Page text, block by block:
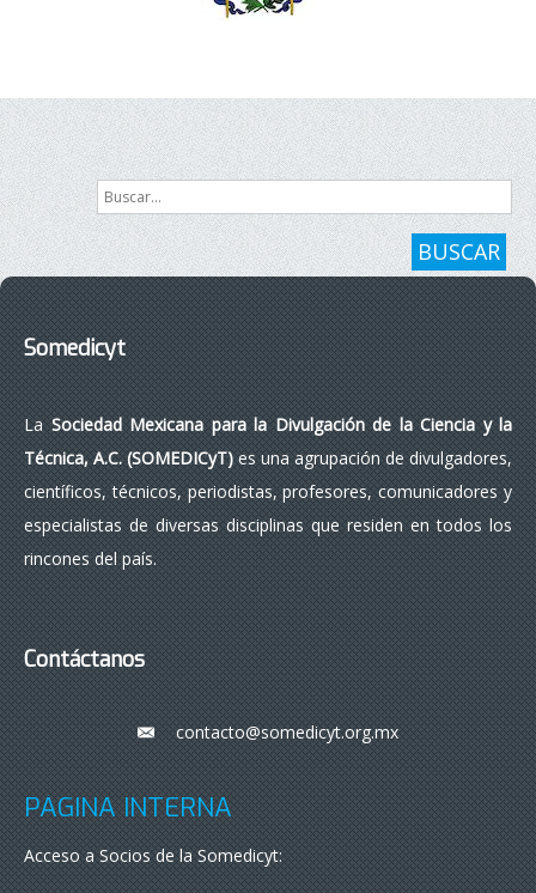
Buscar...
BUSCAR
Somedicyt
LaSociedad Mexicana para la Divulgación de la Ciencia y la
Técnica, A.C. (SOMEDICyT)es una agrupación de divulgadores,
científicos, técnicos, periodistas, profesores, comunicadores y
especialistas de diversas disciplinas que residen en todos los
rincones del país.
Contáctanos
___contacto@somedicyt.org.mx
PÁGINA INTERNA
Acceso a Socios de la Somedicyt: